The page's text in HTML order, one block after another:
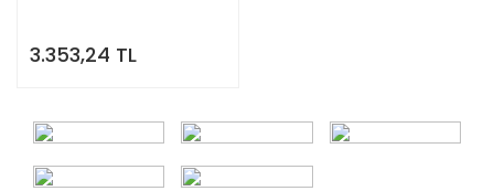
3.353,24 TL